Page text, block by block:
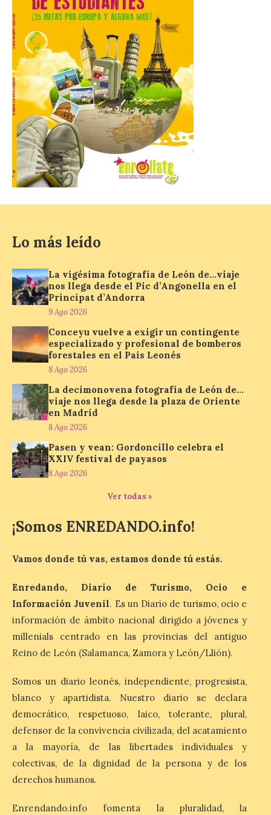
La Comarca de las Cinco
Villas, un lugar ideal para
ver el eclipse solar
9 Ago 2026
El próximo 12 de agosto
se producirá el fenómeno
natural excepcional que
podrá verse en muchos
puntos de la comarca,
pero hay que recordar que la observación
debe hacerse siguiendo las pautas de
seguridad recomendadas. La Comarca de
Cinco Villas […]
La vigésima fotografía de
León de…viaje nos llega
en el Principat d’Andorra
9 Ago 2026
Nueva edición de León
de…viaje. Una iniciativa
organizado por la sección
juvenil de la Asociación
Enróllate, la Asociación
Turismo, Ocio e Información para
jóvenes “Enredando.info”. Miguel Robles
nos envía la vigésima fotografía de […]
Concierto del Iberia
Marimba Ensemble en la
Iberia Marimba es un es
un encuentro
celebra en el mes de
gallega de Merza, dedicado a la marimba y
la música de cámara. La Plaza del
Ayuntamiento de Ponferrada acogerá
este domingo, […]
MADO Madrid Orgullo
2026 vuelve a situarse
como uno de los
principales motores
económicos y turísticos de
Madrid
9 Ago 2026
El gasto total aumentó un
Lo más leído
La vigésima fotografía de León de…viaje
nos llega desde el Pic d’Angonella en el
Principat d’Andorra
9 Ago 2026
Conceyu vuelve a exigir un contingente
especializado y profesional de bomberos
forestales en el País Leonés
8 Ago 2026
La decimonovena fotografía de León de…
viaje nos llega desde la plaza de Oriente
en Madrid
8 Ago 2026
Pasen y vean: Gordoncillo celebra el
XXIV festival de payasos
8 Ago 2026
Ver todas »
¡Somos ENREDANDO.info!
Vamos donde tú vas, estamos donde tú estás.
Enredando, Diario de Turismo, Ocio e
Información Juvenil. Es un Diario de turismo, ocio e
información de ámbito nacional dirigido a jóvenes y
millenials centrado en las provincias del antiguo
Reino de León (Salamanca, Zamora y León/Llión).
Somos un diario leonés, independiente, progresista,
blanco y apartidista. Nuestro diario se declara
democrático, respetuoso, laico, tolerante, plural,
defensor de la convivencia civilizada, del acatamiento
a la mayoría, de las libertades individuales y
colectivas, de la dignidad de la persona y de los
derechos humanos.
Enrendando.info fomenta la pluralidad, la